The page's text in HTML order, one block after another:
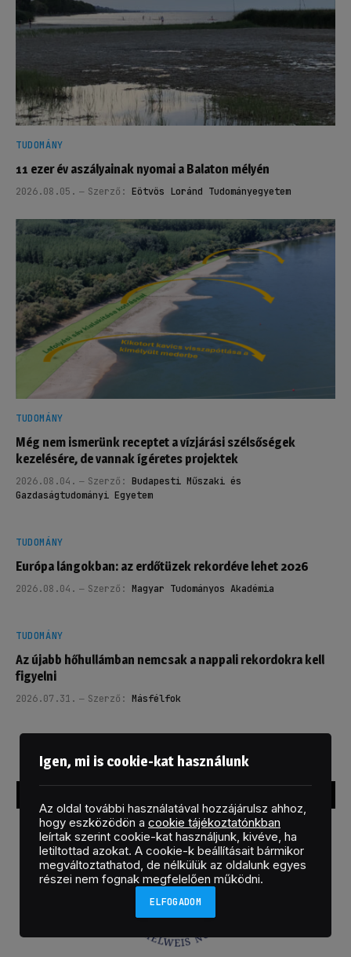
TUDOMÁNY
11 ezer év aszályainak nyomai a Balaton mélyén
2026.08.05. Szerző: Eötvös Loránd Tudományegyetem
TUDOMÁNY
Még nem ismerünk receptet a vízjárási szélsőségek
kezelésére, de vannak ígéretes projektek
2026.08.04. Szerző: Budapesti Műszaki és
Gazdaságtudományi Egyetem
TUDOMÁNY
Európa lángokban: az erdőtüzek rekordéve lehet 2026
2026.08.04. Szerző: Magyar Tudományos Akadémia
TUDOMÁNY
Az újabb hőhullámban nemcsak a nappali rekordokra kell
figyelni
2026.07.31. Szerző: Másfélfok
Igen, mi is cookie-kat használunk
Az oldal további használatával hozzájárulsz ahhoz,
hogy eszközödön a cookie tájékoztatónkban
leírtak szerint cookie-kat használjunk, kivéve, ha
letiltottad azokat. A cookie-k beállításait bármikor
megváltoztathatod, de nélkülük az oldalunk egyes
részei nem fognak megfelelően működni.
ELFOGADOM